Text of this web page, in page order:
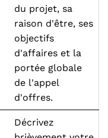
du projet, sa
raison d'être, ses
objectifs
d'affaires et la
portée globale
de l'appel
d'offres.
Décrivez